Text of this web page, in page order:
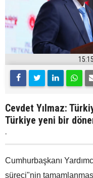
15:15
Cevdet Yılmaz:
Türkiye yeni bir
.
Cumhurbaşkanı
süreci"nin